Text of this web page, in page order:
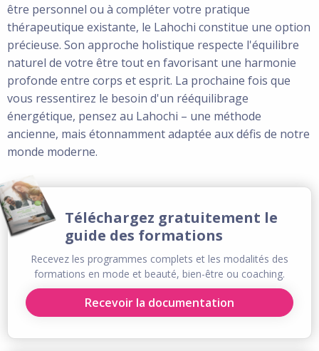
être personnel ou à compléter votre pratique
thérapeutique existante, le Lahochi constitue une option
précieuse. Son approche holistique respecte l'équilibre
naturel de votre être tout en favorisant une harmonie
profonde entre corps et esprit. La prochaine fois que
vous ressentirez le besoin d'un rééquilibrage
énergétique, pensez au Lahochi – une méthode
ancienne, mais étonnamment adaptée aux défis de notre
monde moderne.
Téléchargez gratuitement le
guide des formations
Recevez les programmes complets et les modalités des
formations en mode et beauté, bien-être ou coaching.
Recevoir la documentation